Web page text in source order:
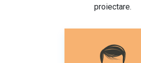
proiectare.